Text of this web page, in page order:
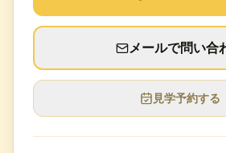
メールで問い合
見学予約する